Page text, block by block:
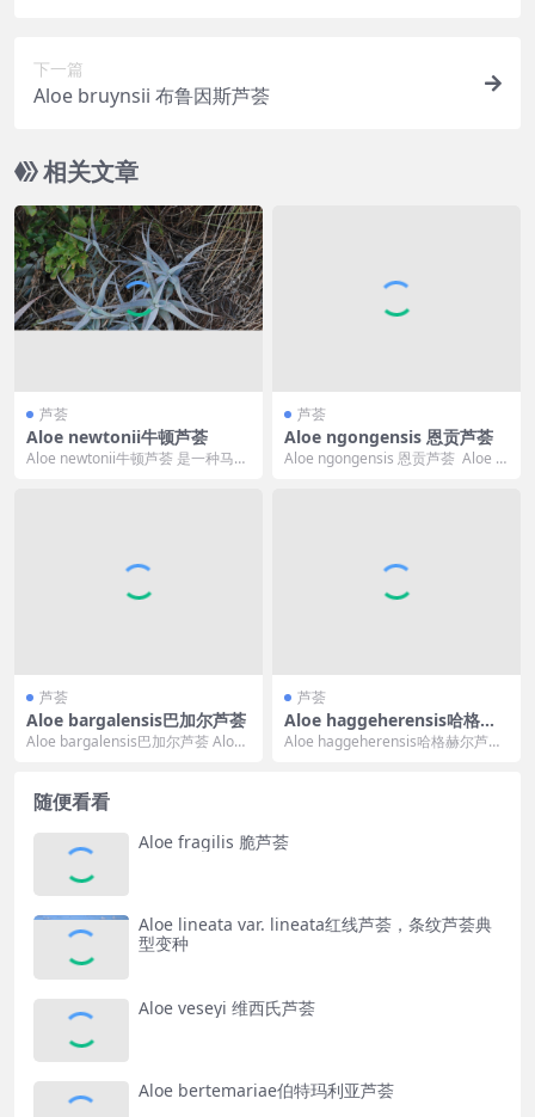
下一篇
Aloe bruynsii 布鲁因斯芦荟
相关文章
芦荟
Aloe newtonii牛顿芦荟
Aloe newtonii牛顿芦荟 是一种马达
芦荟
Aloe ngongensis 恩贡芦荟
Aloe ngongensis 恩贡芦荟 Aloe n
芦荟
Aloe bargalensis巴加尔芦荟
Aloe bargalensis巴加尔芦荟 Aloe
芦荟
Aloe haggeherensis哈格赫
尔芦荟
Aloe haggeherensis哈格赫尔芦荟
随便看看
Aloe fragilis 脆芦荟
Aloe lineata var. lineata红线芦荟，条纹芦荟典
型变种
Aloe veseyi 维西氏芦荟
Aloe bertemariae伯特玛利亚芦荟